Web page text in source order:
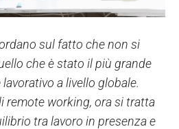
sul fatto che non si
che è stato il più grande
a livello globale.
remote working, ora si tratta
tra lavoro in presenza e